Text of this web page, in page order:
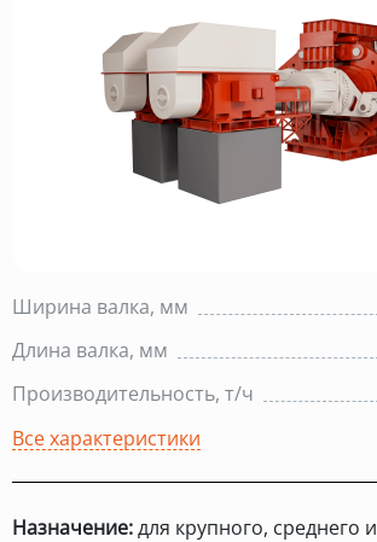
Ширина валка, мм
Длина валка, мм
Производительность, т/ч
Все характеристики
Назначение:для крупного, среднего и